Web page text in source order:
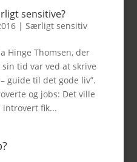
sensitive?
| Særligt sensitiv
Hinge Thomsen, der
tid var ved at skrive
guide til det gode liv”.
og jobs: Det ville
introvert fik...